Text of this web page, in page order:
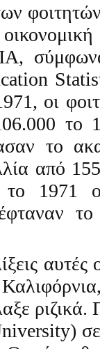
φοιτητών
οι
το
το
από
1971
αυτές
)